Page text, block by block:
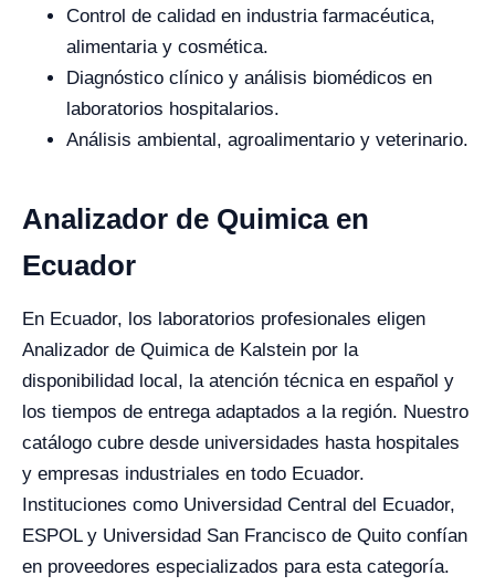
Control de calidad en industria farmacéutica,
alimentaria y cosmética.
Diagnóstico clínico y análisis biomédicos en
laboratorios hospitalarios.
Análisis ambiental, agroalimentario y veterinario.
Analizador de Quimica en
Ecuador
En Ecuador, los laboratorios profesionales eligen
Analizador de Quimica de Kalstein por la
disponibilidad local, la atención técnica en español y
los tiempos de entrega adaptados a la región. Nuestro
catálogo cubre desde universidades hasta hospitales
y empresas industriales en todo Ecuador.
Instituciones como Universidad Central del Ecuador,
ESPOL y Universidad San Francisco de Quito confían
en proveedores especializados para esta categoría.